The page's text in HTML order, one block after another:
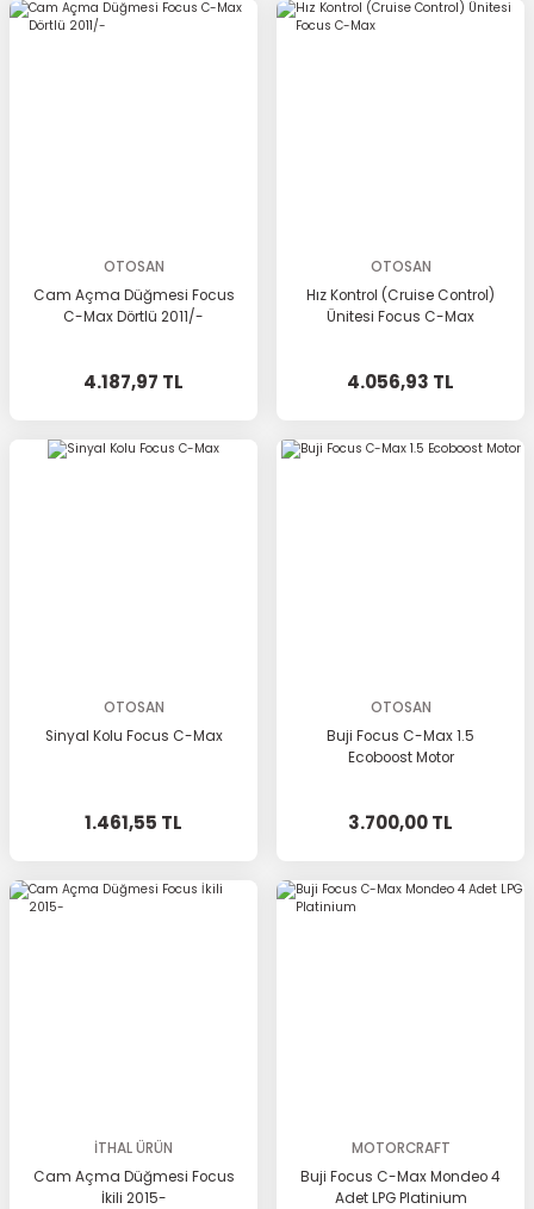
OTOSAN
Cam Açma Düğmesi Focus
C-Max Dörtlü 2011/-
4.187,97 TL
OTOSAN
Hız Kontrol (Cruise Control)
Ünitesi Focus C-Max
4.056,93 TL
OTOSAN
Sinyal Kolu Focus C-Max
1.461,55 TL
OTOSAN
Buji Focus C-Max 1.5
Ecoboost Motor
3.700,00 TL
İTHAL ÜRÜN
Cam Açma Düğmesi Focus
İkili 2015-
MOTORCRAFT
Buji Focus C-Max Mondeo 4
Adet LPG Platinium